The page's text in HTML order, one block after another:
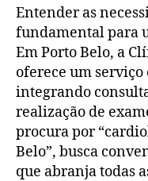
Entender as
fundamental para
Em Porto Belo, a
oferece um
integrando
realização de
procura por
Belo”, busca
que abranja todas